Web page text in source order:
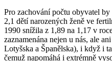
Pro zachování počtu obyvatel
2,1 dětí narozených ženě ve
1990 snížila z 1,89 na 1,17 v
zaznamenána nejen u nás, ale
Lotyšska a Španělska), i když i
čemuž napomáhá i extrémně